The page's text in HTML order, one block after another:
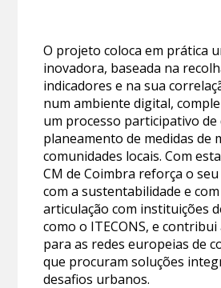
O projeto coloca em prática
inovadora, baseada na
indicadores e na sua
num ambiente digital,
um processo participativo de
planeamento de medidas de
comunidades locais. Com
CM de Coimbra reforça o
com a sustentabilidade e
articulação com instituições
como o ITECONS, e
para as redes europeias de
que procuram soluções
desafios urbanos.